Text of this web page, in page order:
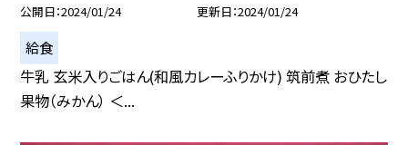
公開日 2024/01/24 更新日 2024/01/24
給食
牛乳 玄米入りごはん(和風カレーふりかけ) 筑前煮 おひたし
果物（みかん） ＜...